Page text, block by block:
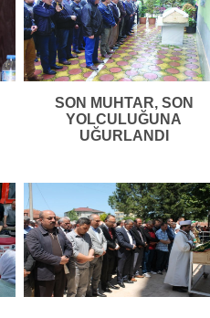
SON MUHTAR, SON
YOLCULUĞUNA
UĞURLANDI